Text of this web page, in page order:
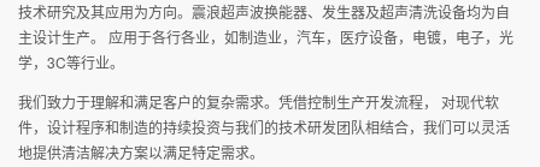
技术研究及其应用为方向。震浪超声波换能器、发生器及超声清洗设备均为自
主设计生产。 应用于各行各业，如制造业，汽车，医疗设备，电镀，电子，光
学，3C等行业。
我们致力于理解和满足客户的复杂需求。凭借控制生产开发流程， 对现代软
件，设计程序和制造的持续投资与我们的技术研发团队相结合，我们可以灵活
地提供清洁解决方案以满足特定需求。